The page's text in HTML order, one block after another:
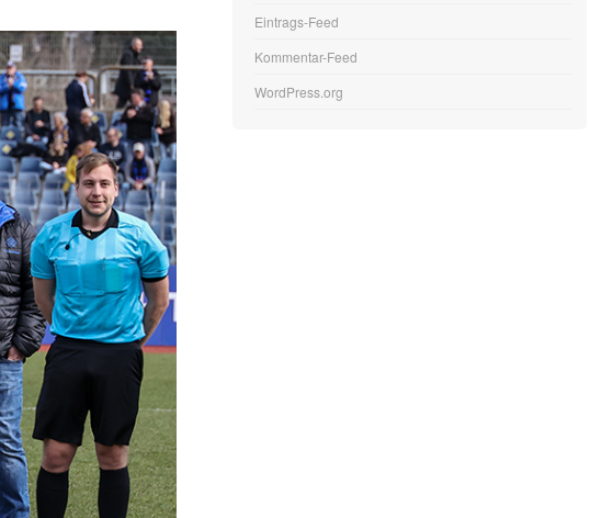
Eintrags-Feed
Kommentar-Feed
WordPress.org